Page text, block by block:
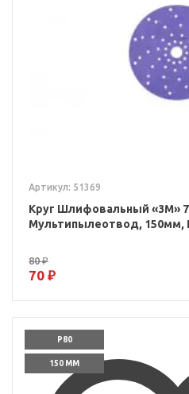
Артикул: 51369
Круг Шлифовальный «3M»
Мультипылеотвод, 150мм,
80 ₽
70 ₽
P80
150 ММ